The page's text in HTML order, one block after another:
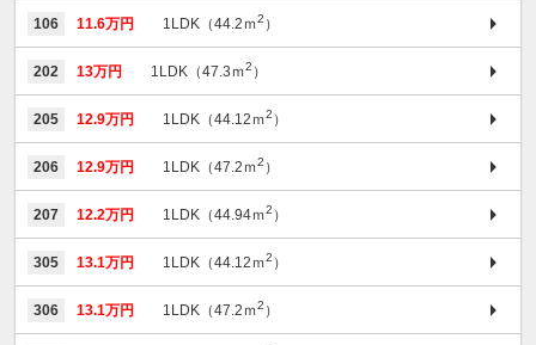
106 11.6万円 1LDK（44.2ｍ2 ）
202 13万円 1LDK（47.3ｍ2 ）
205 12.9万円 1LDK（44.12ｍ2 ）
206 12.9万円 1LDK（47.2ｍ2 ）
207 12.2万円 1LDK（44.94ｍ2 ）
305 13.1万円 1LDK（44.12ｍ2 ）
306 13.1万円 1LDK（47.2ｍ2 ）